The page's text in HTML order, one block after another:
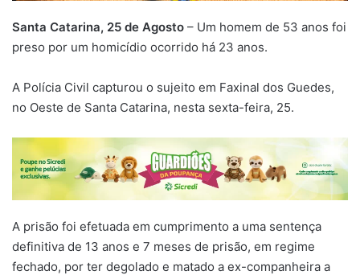
Santa Catarina, 25 de Agosto – Um homem de 53 anos foi
preso por um homicídio ocorrido há 23 anos.
A Polícia Civil capturou o sujeito em Faxinal dos Guedes,
no Oeste de Santa Catarina, nesta sexta-feira, 25.
A prisão foi efetuada em cumprimento a uma sentença
definitiva de 13 anos e 7 meses de prisão, em regime
fechado, por ter degolado e matado a ex-companheira a